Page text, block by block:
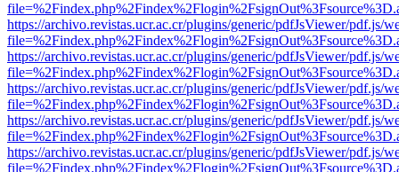
https://archivo.revistas.ucr.ac.cr/plugins/generic/pdfJsViewer/pdf.js/
https://archivo.revistas.ucr.ac.cr/plugins/generic/pdfJsViewer/pdf.js/
https://archivo.revistas.ucr.ac.cr/plugins/generic/pdfJsViewer/pdf.js/
https://archivo.revistas.ucr.ac.cr/plugins/generic/pdfJsViewer/pdf.js/
https://archivo.revistas.ucr.ac.cr/plugins/generic/pdfJsViewer/pdf.js/